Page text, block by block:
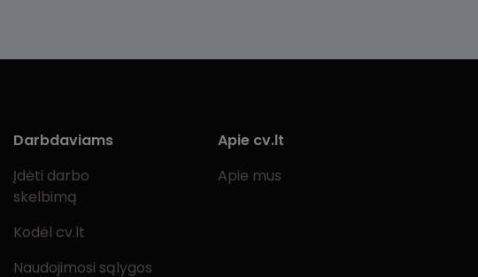
Darbdaviams
Įdėti darbo
skelbimą
Kodėl cv.lt
Naudojimosi sąlygos
Apie cv.lt
Apie mus